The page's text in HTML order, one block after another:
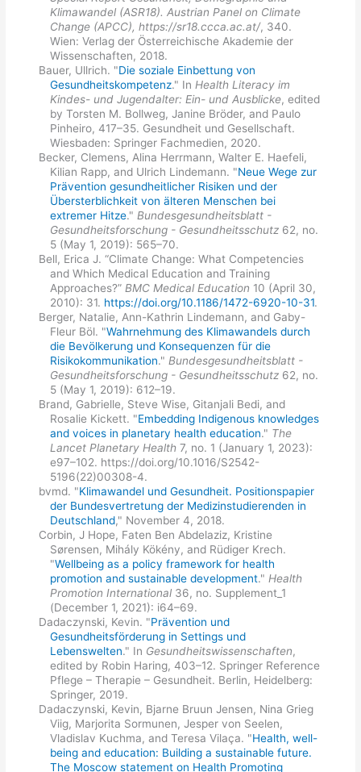
Klimawandel (ASR18). Austrian Panel on Climate
Change (APCC), https://sr18.ccca.ac.at/, 340.
Wien: Verlag der Österreichische Akademie der
Wissenschaften, 2018.
Bauer, Ullrich. "Die soziale Einbettung von
Gesundheitskompetenz." In Health Literacy im
Kindes- und Jugendalter: Ein- und Ausblicke, edited
by Torsten M. Bollweg, Janine Bröder, and Paulo
Pinheiro, 417–35. Gesundheit und Gesellschaft.
Wiesbaden: Springer Fachmedien, 2020.
Becker, Clemens, Alina Herrmann, Walter E. Haefeli,
Kilian Rapp, and Ulrich Lindemann. "Neue Wege zur
Prävention gesundheitlicher Risiken und der
Übersterblichkeit von älteren Menschen bei
extremer Hitze." Bundesgesundheitsblatt -
Gesundheitsforschung - Gesundheitsschutz 62, no.
5 (May 1, 2019): 565–70.
Bell, Erica J. “Climate Change: What Competencies
and Which Medical Education and Training
Approaches?” BMC Medical Education 10 (April 30,
2010): 31. https://doi.org/10.1186/1472-6920-10-31.
Berger, Natalie, Ann-Kathrin Lindemann, and Gaby-
Fleur Böl. "Wahrnehmung des Klimawandels durch
die Bevölkerung und Konsequenzen für die
Risikokommunikation." Bundesgesundheitsblatt -
Gesundheitsforschung - Gesundheitsschutz 62, no.
5 (May 1, 2019): 612–19.
Brand, Gabrielle, Steve Wise, Gitanjali Bedi, and
Rosalie Kickett. "Embedding Indigenous knowledges
and voices in planetary health education." The
Lancet Planetary Health 7, no. 1 (January 1, 2023):
e97–102. https://doi.org/10.1016/S2542-
5196(22)00308-4.
bvmd. "Klimawandel und Gesundheit. Positionspapier
der Bundesvertretung der Medizinstudierenden in
Deutschland," November 4, 2018.
Corbin, J Hope, Faten Ben Abdelaziz, Kristine
Sørensen, Mihály Kökény, and Rüdiger Krech.
"Wellbeing as a policy framework for health
promotion and sustainable development." Health
Promotion International 36, no. Supplement_1
(December 1, 2021): i64–69.
Dadaczynski, Kevin. "Prävention und
Gesundheitsförderung in Settings und
Lebenswelten." In Gesundheitswissenschaften,
edited by Robin Haring, 403–12. Springer Reference
Pflege – Therapie – Gesundheit. Berlin, Heidelberg:
Springer, 2019.
Dadaczynski, Kevin, Bjarne Bruun Jensen, Nina Grieg
Viig, Marjorita Sormunen, Jesper von Seelen,
Vladislav Kuchma, and Teresa Vilaça. "Health, well-
being and education: Building a sustainable future.
The Moscow statement on Health Promoting